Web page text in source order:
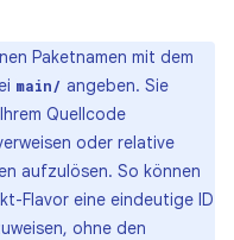
Paketnamen mit dem
main/ angeben. Sie
Quellcode
oder relative
aufzulösen. So können
Flavor eine eindeutige ID
ohne den